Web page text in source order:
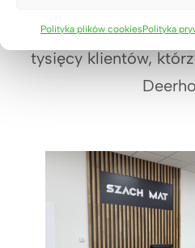
Polityka plików cookiesPolityka
Zobacz jak
tysięcy klientów,